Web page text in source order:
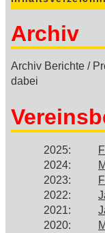
Archiv
Archiv Berichte /
dabei
2025:
2024:
2023:
2022:
2021:
2020: